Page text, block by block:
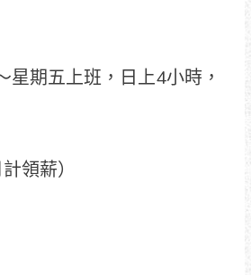
星期五上班，日上4小時，
領薪）